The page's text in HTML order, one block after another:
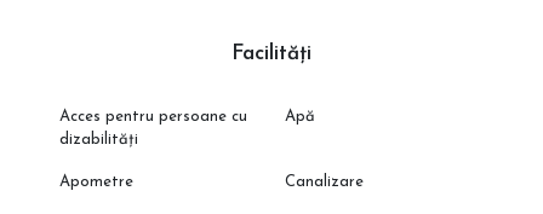
Facilități
Acces pentru persoane cu
dizabilități
Apă
Apometre Canalizare